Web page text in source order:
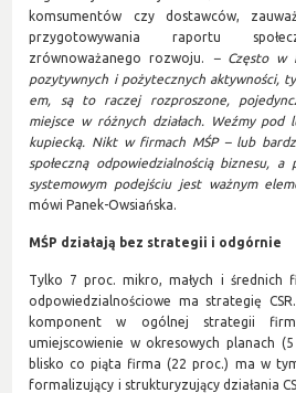
komsumentów czy dostawców,
przygotowywania raportu
zrównoważanego rozwoju. – Często w
pozytywnych i pożytecznych aktywności,
em, są to raczej rozproszone,
miejsce w różnych działach. Weźmy pod
kupiecką. Nikt w firmach MŚP – lub
społeczną odpowiedzialnością biznesu,
systemowym podejściu jest ważnym
mówi Panek-Owsiańska.
MŚP działają bez strategii i odgórnie
Tylko 7 proc. mikro, małych i średnich
odpowiedzialnościowe ma strategię
komponent w ogólnej strategii
umiejscowienie w okresowych planach
blisko co piąta firma (22 proc.) ma w
formalizujący i strukturyzujący działania